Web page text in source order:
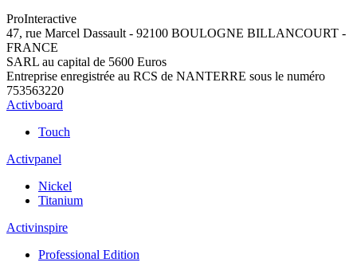
ProInteractive
47, rue Marcel Dassault - 92100 BOULOGNE BILLANCOURT -
FRANCE
SARL au capital de 5600 Euros
Entreprise enregistrée au RCS de NANTERRE sous le numéro
753563220
Activboard
Touch
Activpanel
Nickel
Titanium
Activinspire
Professional Edition